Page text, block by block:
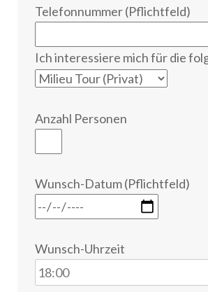
Telefonnummer (Pflichtfeld)
Ich interessiere mich für die
Anzahl Personen
Wunsch-Datum (Pflichtfeld)
Wunsch-Uhrzeit